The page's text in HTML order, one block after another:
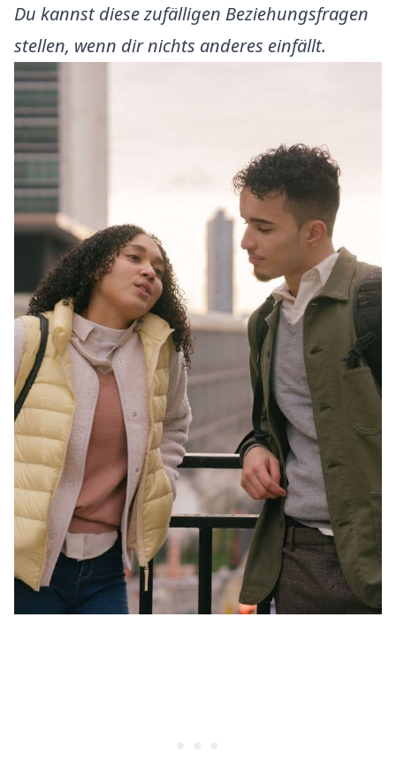
Du kannst diese zufälligen Beziehungsfragen
stellen, wenn dir nichts anderes einfällt.